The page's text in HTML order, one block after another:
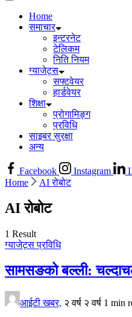
Home
समाचार
इन्टरनेट
टेलिकम
निति नियम
ग्याजेट्स
सफ्टवेयर
हार्डवेयर
शिक्षा
प्रोगामिङ्ग
प्रविधि
साइबर सुरक्षा
अन्य
Facebook Instagram
Home
AI रोबोट
AI रोबोट
1 Result
ग्याजेट्सप्रविधि
सामसङको बल्ली:
आईटी खबर, २ वर्ष २ वर्ष 1 min